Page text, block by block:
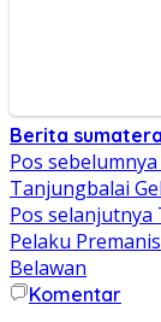
Berita
Navigasi
pos
Pos sebelumnya
Tanjungbalai
Pos selanjutnya
Pelaku
Belawan
Komentar